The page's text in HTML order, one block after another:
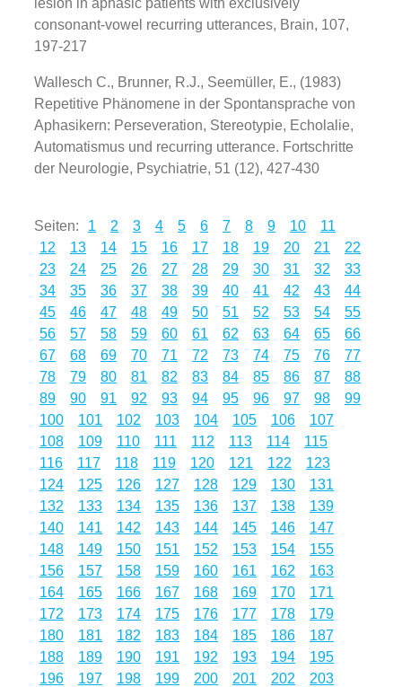
consonant-vowel recurring utterances, Brain, 107,
197-217
Wallesch C., Brunner, R.J., Seemüller, E., (1983)
Repetitive Phänomene in der Spontansprache von
Aphasikern: Perseveration, Stereotypie, Echolalie,
Automatismus und recurring utterance. Fortschritte
der Neurologie, Psychiatrie, 51 (12), 427-430
Seiten: 1 2 3 4 5 6 7 8 9 10
11
12
13 14 15 16 17 18 19 20 21
22
23
24 25 26 27 28 29 30 31 32
33
34
35 36 37 38 39 40 41 42 43
44
45
46 47 48 49 50 51 52 53 54
55
56
57 58 59 60 61 62 63 64 65
66
67
68 69 70 71 72 73 74 75 76
77
78
79 80 81 82 83 84 85 86 87
88
89
90 91 92 93 94 95 96 97 98
99
100
101 102 103 104 105 106
107
108
109 110 111 112 113 114
115
116
117 118 119 120 121 122
123
124
125 126 127 128 129 130
131
132
133 134 135 136 137 138
139
140
141 142 143 144 145 146
147
148
149 150 151 152 153 154
155
156
157 158 159 160 161 162
163
164
165 166 167 168 169 170
171
172
173 174 175 176 177 178
179
180
181 182 183 184 185 186
187
188
189 190 191 192 193 194
195
196
197 198 199 200 201 202
203